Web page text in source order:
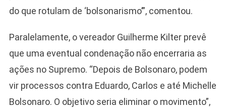
do que rotulam de ‘bolsonarismo’”, comentou.
Paralelamente, o vereador Guilherme Kilter prevê
que uma eventual condenação não encerraria as
ações no Supremo. “Depois de Bolsonaro, podem
vir processos contra Eduardo, Carlos e até Michelle
Bolsonaro. O objetivo seria eliminar o movimento”,